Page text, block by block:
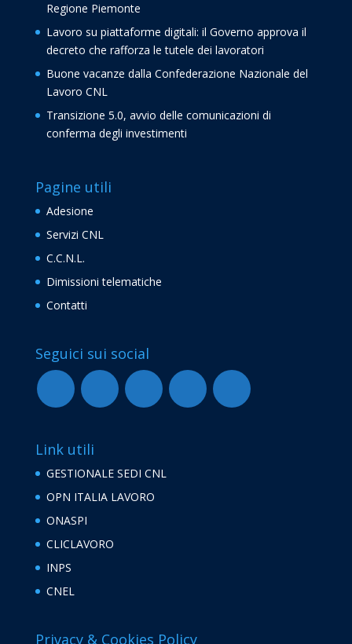
Regione Piemonte
Lavoro su piattaforme digitali: il Governo approva il
decreto che rafforza le tutele dei lavoratori
Buone vacanze dalla Confederazione Nazionale del
Lavoro CNL
Transizione 5.0, avvio delle comunicazioni di
conferma degli investimenti
Pagine utili
Adesione
Servizi CNL
C.C.N.L.
Dimissioni telematiche
Contatti
Seguici sui social
Link utili
GESTIONALE SEDI CNL
OPN ITALIA LAVORO
ONASPI
CLICLAVORO
INPS
CNEL
Privacy & Cookies Policy